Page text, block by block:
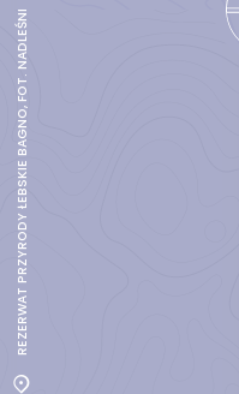
REZERWAT PRZYRODY ŁEBSKIE BAGNO, FOT. NADLEŚNICTWO LĘBORK